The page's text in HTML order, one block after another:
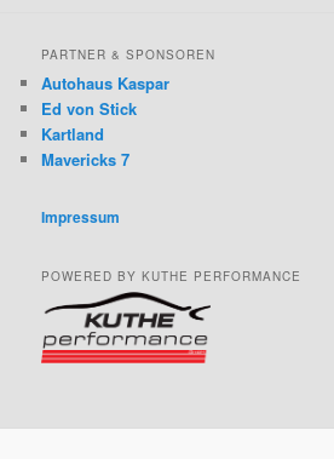
PARTNER & SPONSOREN
Autohaus Kaspar
Ed von Stick
Kartland
Mavericks 7
Impressum
POWERED BY KUTHE PERFORMANCE